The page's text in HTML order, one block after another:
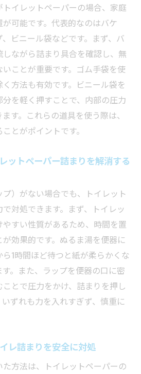
トイレットペーパーの場合、家庭
可能です。代表的なのはバケ
ビニール袋などです。まず、バ
ながら詰まり具合を確認し、無
ことが重要です。ゴム手袋を使
方法も有効です。ビニール袋を
を軽く押すことで、内部の圧力
す。これらの道具を使う際は、
とがポイントです。
ットペーパー詰まりを解消する
）がない場合でも、トイレット
対処できます。まず、トイレッ
やすい性質があるため、時間を置
効果的です。ぬるま湯を便器に
1時間ほど待つと紙が柔らかくな
。また、ラップを便器の口に密
とで圧力をかけ、詰まりを押し
ずれも力を入れすぎず、慎重に
レ詰まりを安全に対処
方法は、トイレットペーパーの